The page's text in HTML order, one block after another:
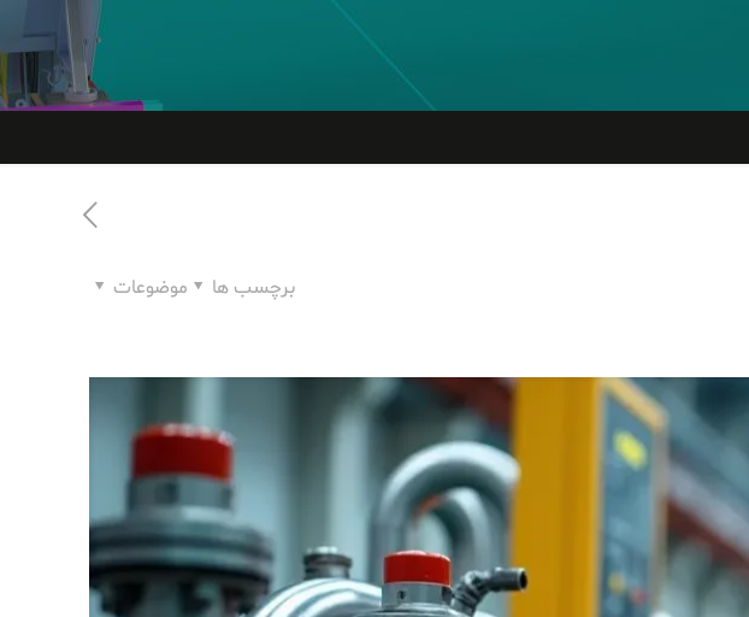
موضوعات برچسب ها